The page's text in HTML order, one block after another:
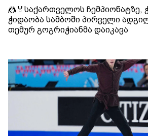
🤼🏅საქართველოს ჩემპიონატზე,
ჭიდაობა სამბოში პირველი
თემურ გოგრიჭიანმა დაიკავა